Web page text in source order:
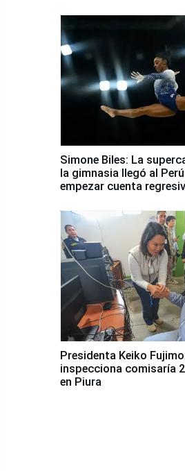
Simone Biles: La
la gimnasia llegó al
empezar cuenta
Presidenta Keiko Fujimori,
inspecciona comisaría
en Piura